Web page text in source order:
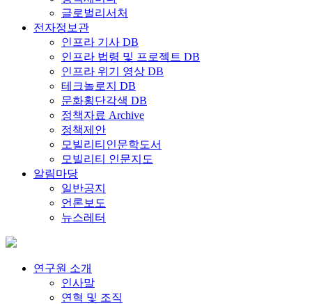
글로벌리서처
전자정보관
인프라 기사 DB
인프라 법령 및 프로젝트 DB
인프라 위기 영상 DB
테크놀로지 DB
문화횡단각색 DB
정책자료 Archive
정책제안
모빌리티인문학도서
모빌리티 인문지도
알림마당
일반공지
언론보도
뉴스레터
연구원 소개
인사말
연혁 및 조직